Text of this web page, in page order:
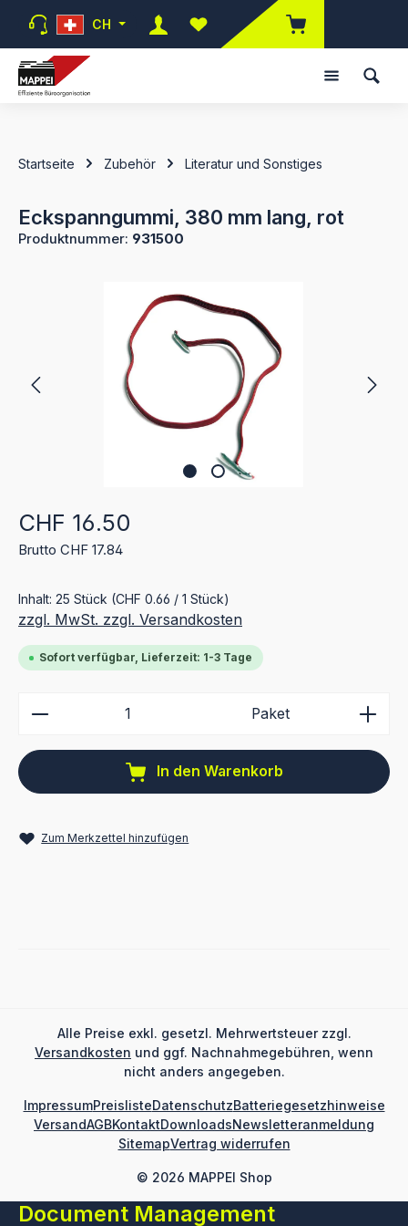
Zum Hauptinhalt springen
CH
Du hast 0 Produkte auf dem
Startseite Zubehör Literatur und Sonstiges
Eckspanngummi, 380 mm lang, rot
Produktnummer: 931500
Bildergalerie überspringen
Regulärer Preis:
CHF 16.50
Brutto CHF 17.84
Inhalt: 25 Stück (CHF 0.66 / 1 Stück)
zzgl. MwSt. zzgl. Versandkosten
Sofort verfügbar, Lieferzeit: 1-3 Tage
Produkt Anzahl: Gib den gewünschten Wert ein
Paket
In den Warenkorb
Zum Merkzettel hinzufügen
Alle Preise exkl. gesetzl. Mehrwertsteuer zzgl.
Versandkosten und ggf. Nachnahmegebühren, wenn
nicht anders angegeben.
© 2026 MAPPEI Shop
ImpressumPreislisteDatenschutzBatteriegesetzhinweise
VersandAGBKontaktDownloadsNewsletteranmeldung
SitemapVertrag widerrufen
Document Management